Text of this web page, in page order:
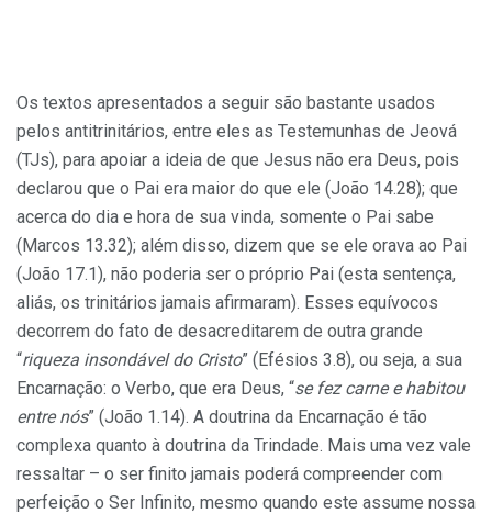
Os textos apresentados a seguir são bastante usados
pelos antitrinitários, entre eles as Testemunhas de Jeová
(TJs), para apoiar a ideia de que Jesus não era Deus, pois
declarou que o Pai era maior do que ele (João 14.28); que
acerca do dia e hora de sua vinda, somente o Pai sabe
(Marcos 13.32); além disso, dizem que se ele orava ao Pai
(João 17.1), não poderia ser o próprio Pai (esta sentença,
aliás, os trinitários jamais afirmaram). Esses equívocos
decorrem do fato de desacreditarem de outra grande
“riqueza insondável do Cristo” (Efésios 3.8), ou seja, a sua
Encarnação: o Verbo, que era Deus, “se fez carne e habitou
entre nós” (João 1.14). A doutrina da Encarnação é tão
complexa quanto à doutrina da Trindade. Mais uma vez vale
ressaltar – o ser finito jamais poderá compreender com
perfeição o Ser Infinito, mesmo quando este assume nossa